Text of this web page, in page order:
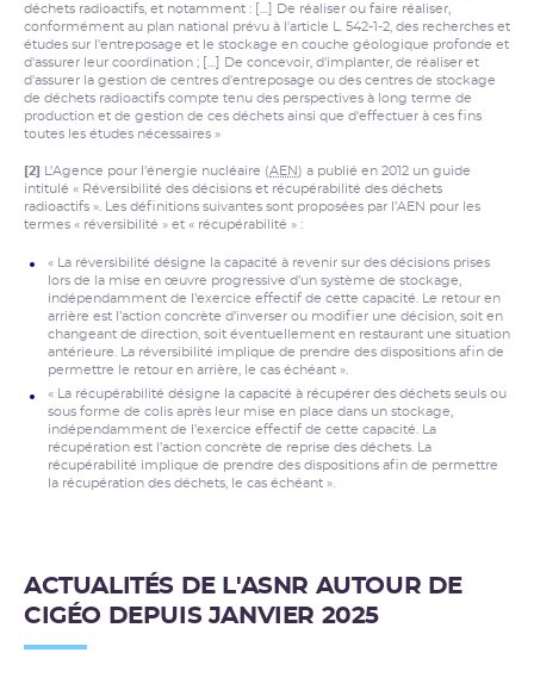
déchets radioactifs, et notamment : […] De réaliser ou faire réaliser,
conformément au plan national prévu à l'article L. 542-1-2, des recherches et
études sur l'entreposage et le stockage en couche géologique profonde et
d'assurer leur coordination ; […] De concevoir, d'implanter, de réaliser et
d'assurer la gestion de centres d'entreposage ou des centres de stockage
de déchets radioactifs compte tenu des perspectives à long terme de
production et de gestion de ces déchets ainsi que d'effectuer à ces fins
toutes les études nécessaires »
[2] L’Agence pour l’énergie nucléaire (AEN) a publié en 2012 un guide
intitulé « Réversibilité des décisions et récupérabilité des déchets
radioactifs ». Les définitions suivantes sont proposées par l’AEN pour les
termes « réversibilité » et « récupérabilité » :
« La réversibilité désigne la capacité à revenir sur des décisions prises
lors de la mise en œuvre progressive d’un système de stockage,
indépendamment de l’exercice effectif de cette capacité. Le retour en
arrière est l’action concrète d’inverser ou modifier une décision, soit en
changeant de direction, soit éventuellement en restaurant une situation
antérieure. La réversibilité implique de prendre des dispositions afin de
permettre le retour en arrière, le cas échéant ».
« La récupérabilité désigne la capacité à récupérer des déchets seuls ou
sous forme de colis après leur mise en place dans un stockage,
indépendamment de l’exercice effectif de cette capacité. La
récupération est l’action concrète de reprise des déchets. La
récupérabilité implique de prendre des dispositions afin de permettre
la récupération des déchets, le cas échéant ».
ACTUALITÉS DE L'ASNR AUTOUR DE
CIGÉO DEPUIS JANVIER 2025